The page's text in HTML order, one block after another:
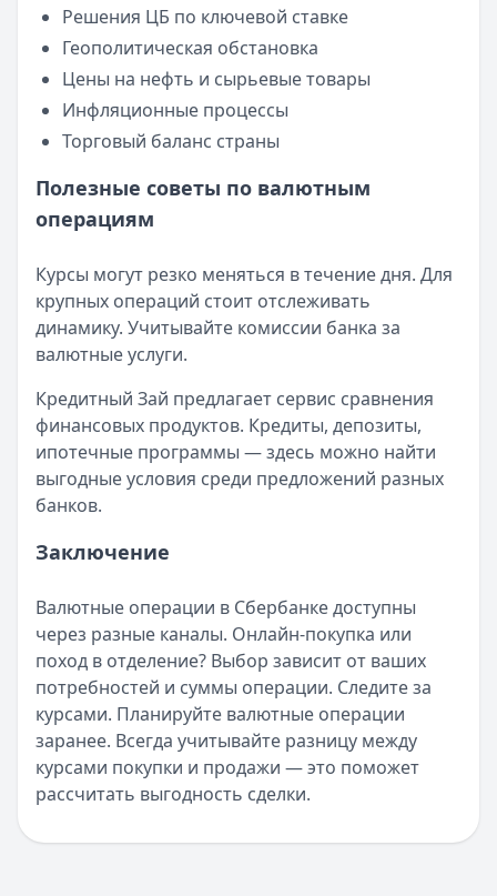
Рейтинг:4.9
Т-Банк
— Новостройка
Рейтинг:
Альфа-Банк— Готовый дом без господдержки
Рейтинг:4.9
— Комбо-ипотека для семей с детьми
Альфа-Банк— Новостройка
Рейтинг:4.9
Рейтинг:4.8
Все ипотечные программы
Вклады — лучшие предложения
Газпромбанк— Накопительный счет
Рейтинг:
Т-Банк— Накопительный счет
Рейтинг:4.6
Газпромбанк— Ежедневный процент
Рейтинг:4.6
Т-Банк— СмартВклад
Рейтинг:4.6
Рейтинг:4.6
Т-Банк— СмартВклад (CNY)
Рейтинг: 4.6
Газпромбанк— Ежедневная выгода
Рейтинг:4.6
Газпромбанк — Новые деньги
Рейтинг:4.6
Все вклады
Дебетовые карты — лучшие предложения
Т-Банк— S7 — T‑Bank
Решения ЦБ по ключевой ставке
Геополитическая обстановка
Цены на нефть и сырьевые товары
Инфляционные процессы
Торговый баланс страны
Полезные советы по валютным
операциям
Курсы могут резко меняться в течение дня. Для
крупных операций стоит отслеживать
динамику. Учитывайте комиссии банка за
валютные услуги.
Кредитный Зай предлагает сервис сравнения
финансовых продуктов. Кредиты, депозиты,
ипотечные программы — здесь можно найти
выгодные условия среди предложений разных
банков.
Заключение
Валютные операции в Сбербанке доступны
через разные каналы. Онлайн-покупка или
поход в отделение? Выбор зависит от ваших
потребностей и суммы операции. Следите за
курсами. Планируйте валютные операции
заранее. Всегда учитывайте разницу между
курсами покупки и продажи — это поможет
рассчитать выгодность сделки.